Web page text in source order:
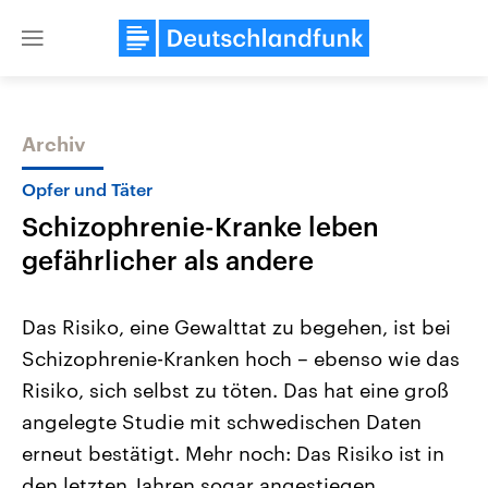
Close
Themen
Landtagswahl Sachsen-Anhalt
2026
Alle Informationen
Sachsen-Anhalt wählt am 6.
September 2026 einen neuen
Landtag. Seit 2021 wird das
Bundesland von einer Koalition aus
USA
Aktuelle Beiträge,
Hintergründe
Wirtschaftlich und
gehören die Vereinigten
den mächtigsten Ländern
mit großem Einfluss auf
Archiv
Opfer und Täter
Schizophrenie-Kranke leben
gefährlicher als andere
Das Risiko, eine Gewalttat zu begehen, ist bei
Schizophrenie-Kranken hoch – ebenso wie das
Risiko, sich selbst zu töten. Das hat eine groß
angelegte Studie mit schwedischen Daten
erneut bestätigt. Mehr noch: Das Risiko ist in